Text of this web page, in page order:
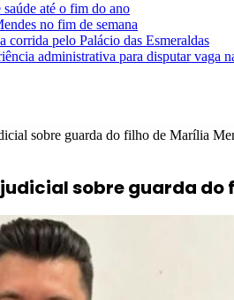
até o fim do ano
no fim de semana
pelo Palácio das Esmeraldas
administrativa para disputar vaga
sobre guarda do filho de Marília
sobre guarda do